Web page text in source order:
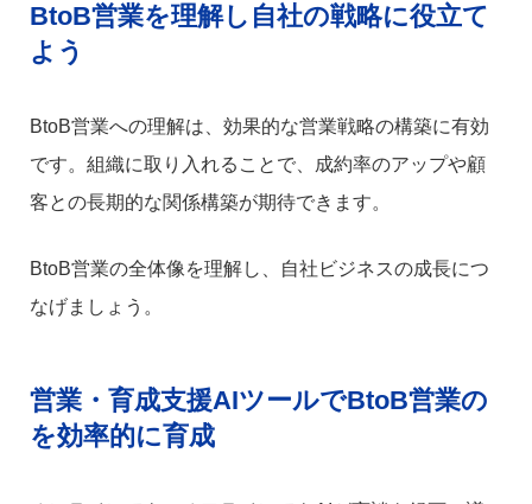
BtoB営業を理解し自社の戦略に役立て
よう
BtoB営業への理解は、効果的な営業戦略の構築に有効
です。組織に取り入れることで、成約率のアップや顧
客との長期的な関係構築が期待できます。
BtoB営業の全体像を理解し、自社ビジネスの成長につ
なげましょう。
営業・育成支援AIツールでBtoB営業の
を効率的に育成